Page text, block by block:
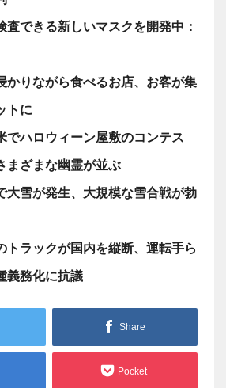
査できる新しいマスクを開発中：
かりながら食べるお店、お客が集
トに
ハロウィーン屋敷のコンテス
まざまな幽霊が並ぶ
大雪が発生、大規模な雪合戦が勃
トラックが国内を縦断、運転手ら
義務化に抗議
Share
Pocket